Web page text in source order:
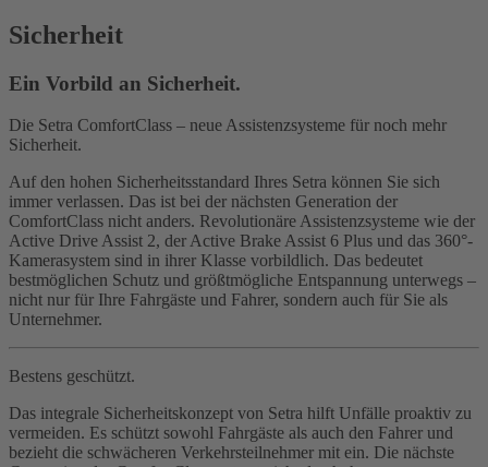
Sicherheit
Ein Vorbild an Sicherheit.
Die Setra ComfortClass – neue Assistenzsysteme für noch mehr
Sicherheit.
Auf den hohen Sicherheitsstandard Ihres Setra können Sie sich
immer verlassen. Das ist bei der nächsten Generation der
ComfortClass nicht anders. Revolutionäre Assistenzsysteme wie der
Active Drive Assist 2, der Active Brake Assist 6 Plus und das 360°-
Kamerasystem sind in ihrer Klasse vorbildlich. Das bedeutet
bestmöglichen Schutz und größtmögliche Entspannung unterwegs –
nicht nur für Ihre Fahrgäste und Fahrer, sondern auch für Sie als
Unternehmer.
Bestens geschützt.
Das integrale Sicherheitskonzept von Setra hilft Unfälle proaktiv zu
vermeiden. Es schützt sowohl Fahrgäste als auch den Fahrer und
bezieht die schwächeren Verkehrsteilnehmer mit ein. Die nächste